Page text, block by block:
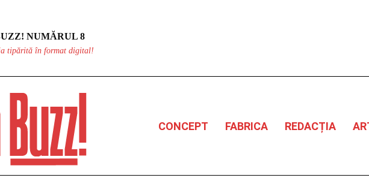
NUMĂRUL 8
tipărită în format digital!
CONCEPT FABRICA REDACȚIA